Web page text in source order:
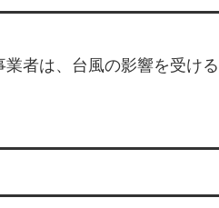
者は、台風の影響を受け